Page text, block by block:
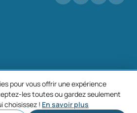
O Salnés
Politique de Paramètres des
pour vous offrir une expérience
les toutes ou gardez seulement
choisissez ! En savoir plus